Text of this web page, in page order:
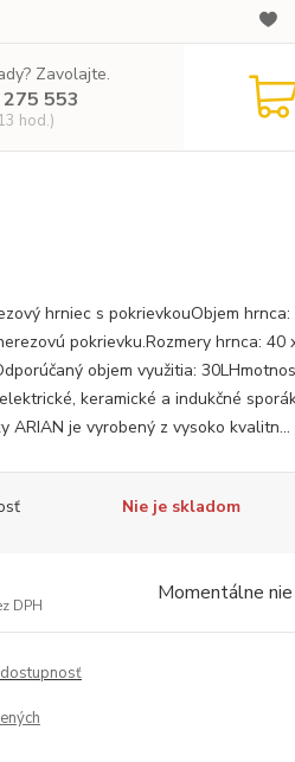
Zavolajte.
553
hod.)
hrniec s pokrievkouObjem hrnca:
pokrievku.Rozmery hrnca: 40
objem využitia:
keramické a indukčné
ARIAN je vyrobený z vysoko kvalitn...
Nie je skladom
DPH Momentálne